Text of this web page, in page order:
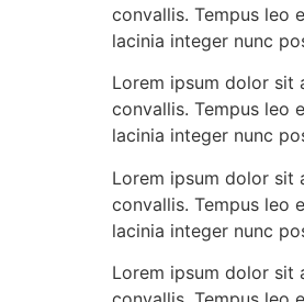
convallis. Tempus leo
lacinia integer nunc
Lorem ipsum dolor sit
convallis. Tempus leo
lacinia integer nunc
Lorem ipsum dolor sit
convallis. Tempus leo
lacinia integer nunc
Lorem ipsum dolor sit